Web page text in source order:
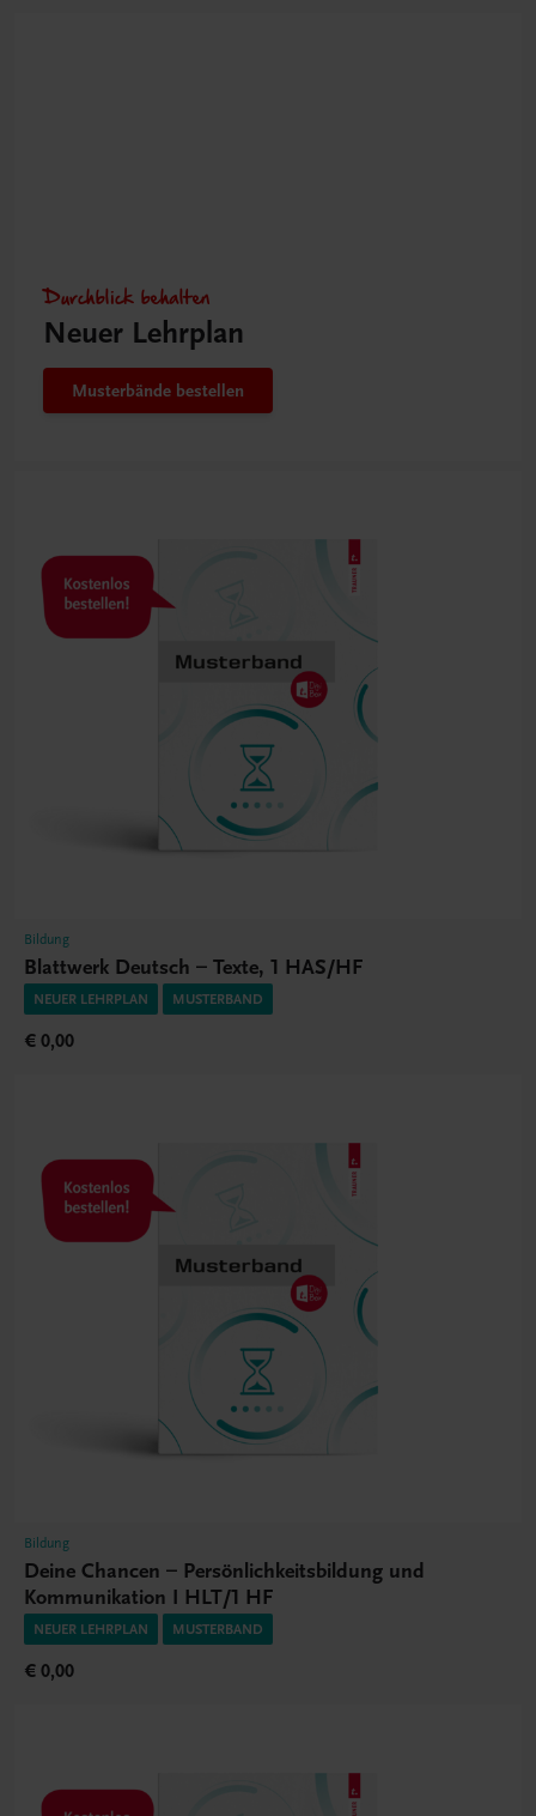
Durchblick behalten
Neuer Lehrplan
Musterbände bestellen
Bildung
Blattwerk Deutsch – Texte, 1 HAS/HF
NEUER LEHRPLAN MUSTERBAND
€ 0,00
Bildung
Deine Chancen – Persönlichkeitsbildung und
Kommunikation I HLT/1 HF
NEUER LEHRPLAN MUSTERBAND
€ 0,00